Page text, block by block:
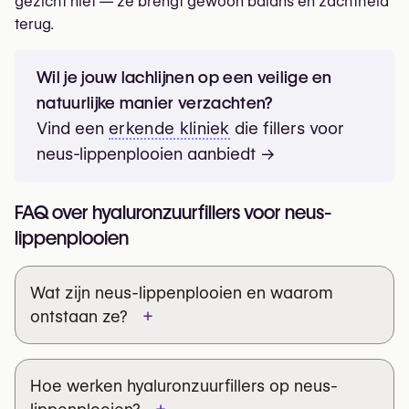
Kin
Doel → De onderkaaklijn definiëren en de
gezichtsbalans verbeteren.
terug.
Wil je jouw lachlijnen op een veilige en
natuurlijke manier verzachten?
Vind een erkende kliniek die fillers voor
neus-lippenplooien aanbiedt →
FAQ over hyaluronzuurfillers voor neus-
lippenplooien
Wat zijn neus-lippenplooien en waarom
ontstaan ze?
+
Hoe werken hyaluronzuurfillers op neus-